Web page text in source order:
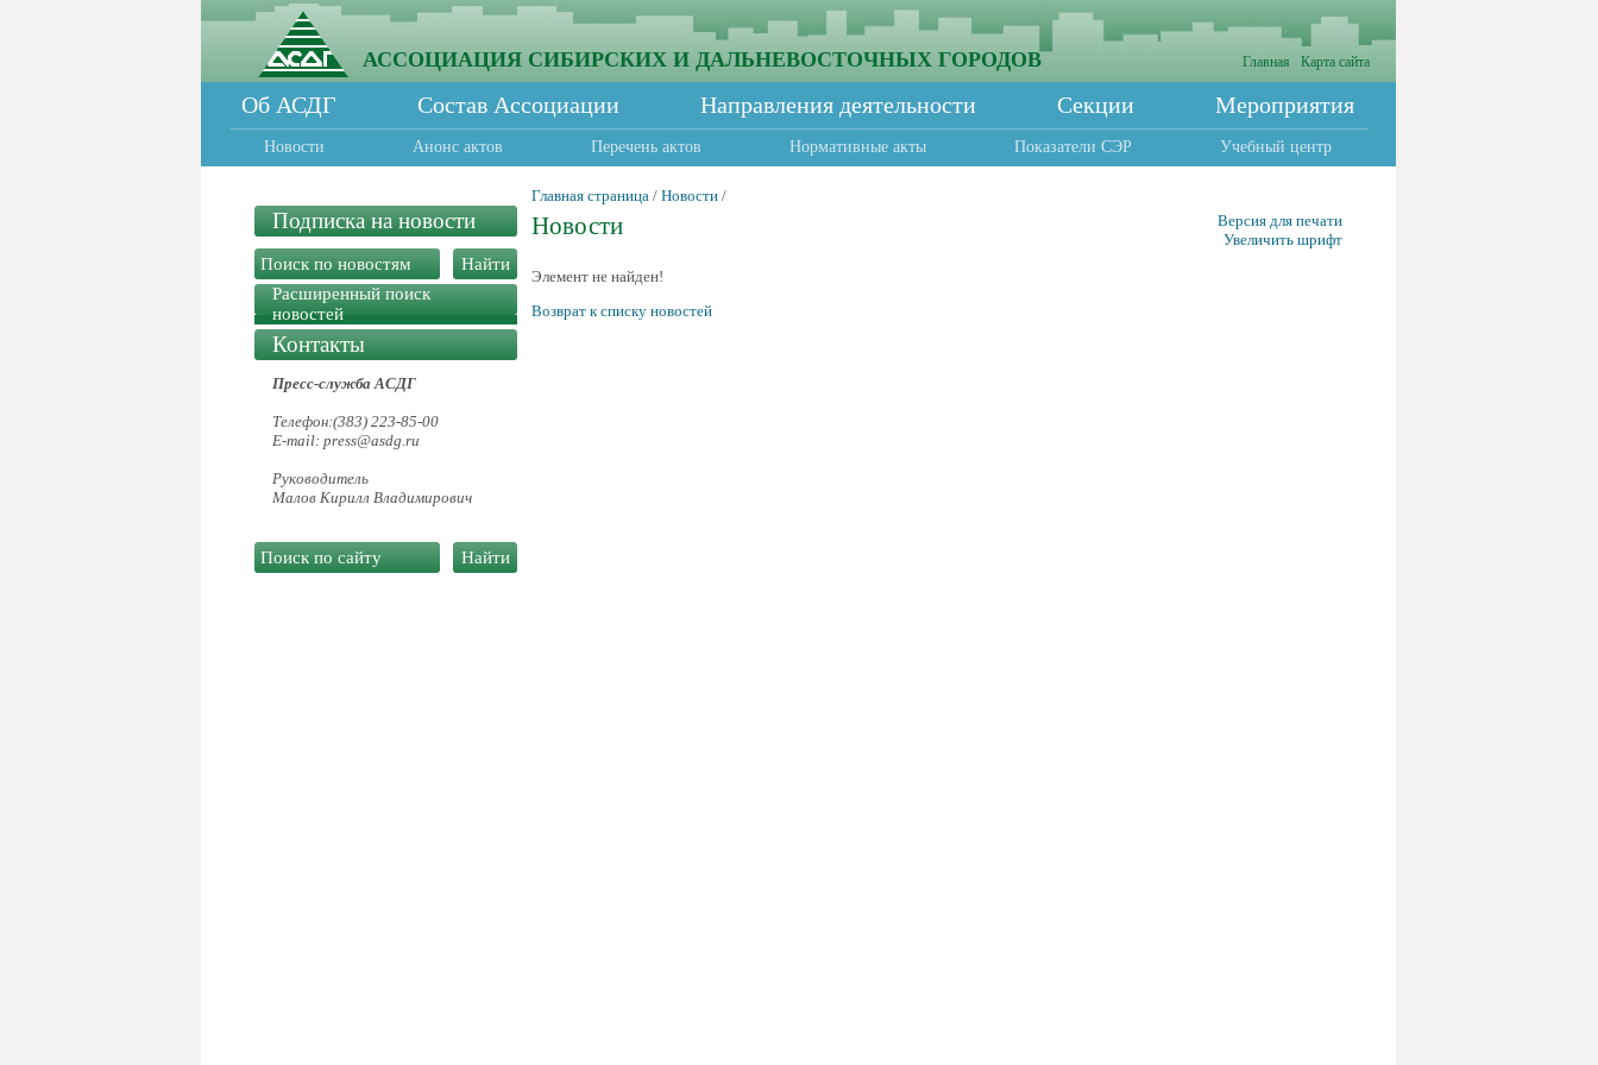
АССОЦИАЦИЯ СИБИРСКИХ И ДАЛЬНЕВОСТОЧНЫХ ГОРОДОВ Главная Карта сайта
Об АСДГ Состав Ассоциации Направления деятельности Секции Мероприятия
Новости Анонс актов Перечень актов Нормативные акты Показатели СЭР Учебный центр
Подписка на новости
Расширенный поиск
новостей
Контакты
Пресс-служба АСДГ
Телефон:(383) 223-85-00
E-mail: press@asdg.ru
Руководитель
Малов Кирилл Владимирович
Главная страница / Новости /
Новости
Версия для печати
Увеличить шрифт
Элемент не найден!
Возврат к списку новостей